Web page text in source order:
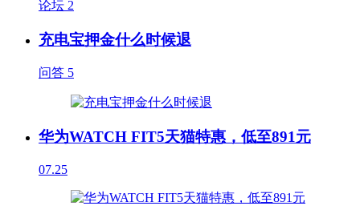
论坛 2
充电宝押金什么时候退
问答 5
华为WATCH FIT5天猫特惠，低至891元
07.25